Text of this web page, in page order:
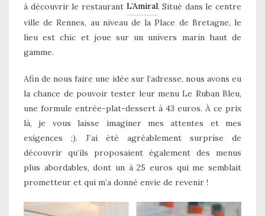
à découvrir le restaurant L’Amiral. Situé dans le centre
ville de Rennes, au niveau de la Place de Bretagne, le
lieu est chic et joue sur un univers marin haut de
gamme.
Afin de nous faire une idée sur l’adresse, nous avons eu
la chance de pouvoir tester leur menu Le Ruban Bleu,
une formule entrée-plat-dessert à 43 euros. À ce prix
là, je vous laisse imaginer mes attentes et mes
exigences ;). J’ai été agréablement surprise de
découvrir qu’ils proposaient également des menus
plus abordables, dont un à 25 euros qui me semblait
prometteur et qui m’a donné envie de revenir !